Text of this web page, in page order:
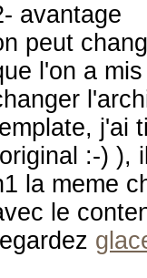
avantage
peut
l'on a
j'ai
:-) ),
la meme
le